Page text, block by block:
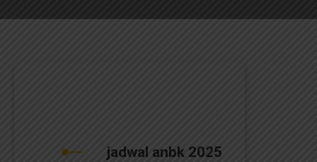
jadwal anbk 2025